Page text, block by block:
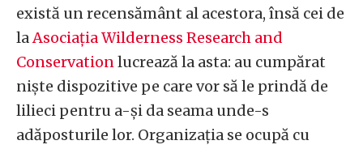
există un recensământ al acestora, însă cei de
laAsociația Wilderness Research and
Conservationlucrează la asta: au cumpărat
niște dispozitive pe care vor să le prindă de
lilieci pentru a-și da seama unde-s
adăposturile lor. Organizația se ocupă cu